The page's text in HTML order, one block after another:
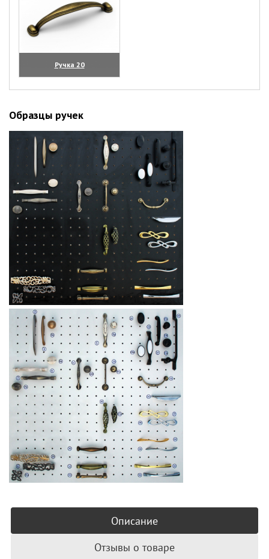
Ручка 20
(увеличить)
Образцы ручек
Описание
Отзывы о товаре